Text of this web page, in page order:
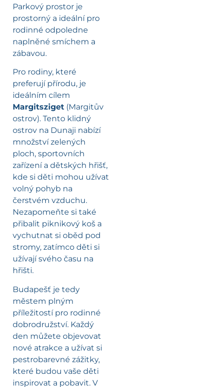
Parkový prostor je
prostorný a ideální pro
rodinné odpoledne
naplněné smíchem a
zábavou.
Pro rodiny, které
preferují přírodu, je
ideálním cílem
Margitsziget (Margitův
ostrov). Tento klidný
ostrov na Dunaji nabízí
množství zelených
ploch, sportovních
zařízení a dětských hřišť,
kde si děti mohou užívat
volný pohyb na
čerstvém vzduchu.
Nezapomeňte si také
přibalit piknikový koš a
vychutnat si oběd pod
stromy, zatímco děti si
užívají svého času na
hřišti.
Budapešť je tedy
městem plným
příležitostí pro rodinné
dobrodružství. Každý
den můžete objevovat
nové atrakce a užívat si
pestrobarevné zážitky,
které budou vaše děti
inspirovat a pobavit. V